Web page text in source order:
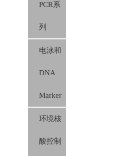
PCR系
列
电泳和
DNA
Marker
环境核
酸控制